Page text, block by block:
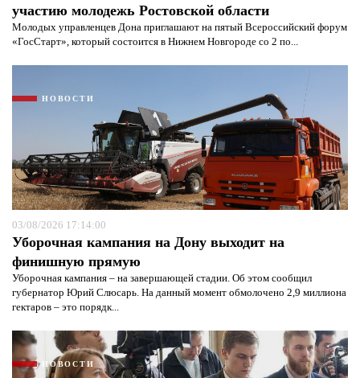
участию молодежь Ростовской области
Молодых управленцев Дона приглашают на пятый Всероссийский форум
«ГосСтарт», который состоится в Нижнем Новгороде со 2 по...
НОВОСТИ
03/08/2026 17:14:00
Уборочная кампания на Дону выходит на
финишную прямую
Уборочная кампания – на завершающей стадии. Об этом сообщил
губернатор Юрий Слюсарь. На данный момент обмолочено 2,9 миллиона
гектаров – это порядк...
НОВОСТИ